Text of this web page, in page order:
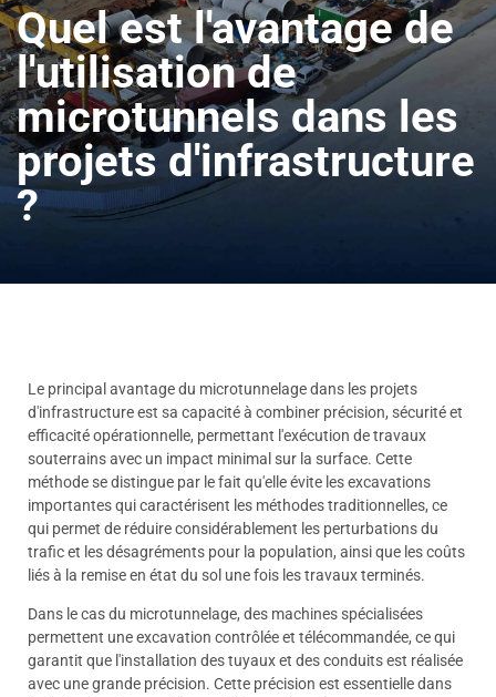
Quel est l'avantage de
l'utilisation de
microtunnels dans les
projets d'infrastructure
?
Le principal avantage du microtunnelage dans les projets
d'infrastructure est sa capacité à combiner précision, sécurité et
efficacité opérationnelle, permettant l'exécution de travaux
souterrains avec un impact minimal sur la surface. Cette
méthode se distingue par le fait qu'elle évite les excavations
importantes qui caractérisent les méthodes traditionnelles, ce
qui permet de réduire considérablement les perturbations du
trafic et les désagréments pour la population, ainsi que les coûts
liés à la remise en état du sol une fois les travaux terminés.
Dans le cas du microtunnelage, des machines spécialisées
permettent une excavation contrôlée et télécommandée, ce qui
garantit que l'installation des tuyaux et des conduits est réalisée
avec une grande précision. Cette précision est essentielle dans